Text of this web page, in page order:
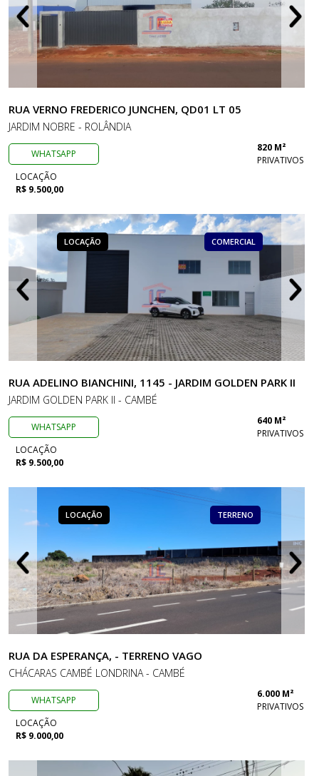
RUA VERNO FREDERICO JUNCHEN, QD01 LT 05
JARDIM NOBRE - ROLÂNDIA
WHATSAPP
820 M²
PRIVATIVOS
LOCAÇÃO
R$ 9.500,00
LOCAÇÃO COMERCIAL
RUA ADELINO BIANCHINI, 1145 - JARDIM GOLDEN PARK II
JARDIM GOLDEN PARK II - CAMBÉ
WHATSAPP
640 M²
PRIVATIVOS
LOCAÇÃO
R$ 9.500,00
LOCAÇÃO TERRENO
RUA DA ESPERANÇA, - TERRENO VAGO
CHÁCARAS CAMBÉ LONDRINA - CAMBÉ
WHATSAPP
6.000 M²
PRIVATIVOS
LOCAÇÃO
R$ 9.000,00